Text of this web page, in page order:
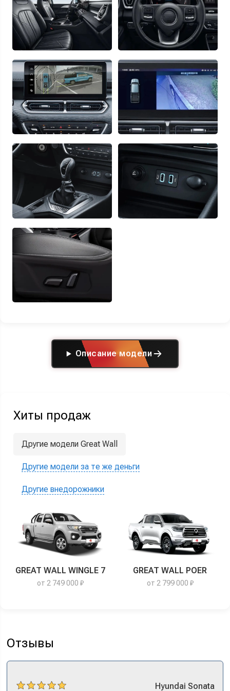
Описание модели
Хиты продаж
Другие модели Great Wall
Другие модели за те же деньги
Другие внедорожники
GREAT WALL WINGLE 7
от 2 749 000 ₽
GREAT WALL POER
от 2 799 000 ₽
Отзывы
Hyundai Sonata